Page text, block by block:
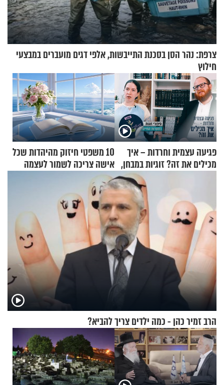
צרפת: נהר הסן בסכנת התייבשות, אלפי דגים מועברים במבצעי
חילוץ
פגיעה עצמית וחרדות – איך
מכילים את זה? זוגיות במבחן,
הפעם עם יהודית ואלתר כהן
10 משפטי חיזוק מהיהדות שכל
אישה צריכה לשמור לעצמה
הרב זמיר כהן - כמה ילדים צריך להביא?